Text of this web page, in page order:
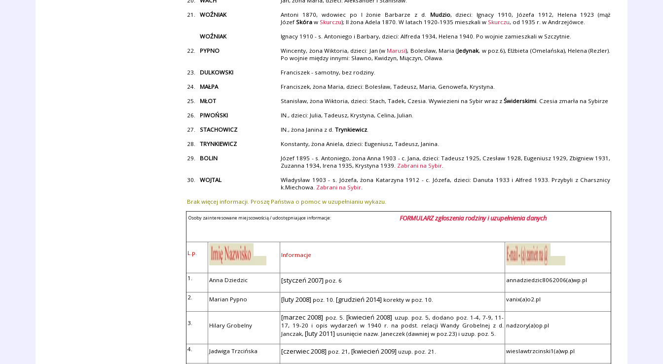
21.
WOŹNIAK Antoni 1870, wdowiec po I żonie Barbarze z d. Mudzio, dzieci: Ignacy 1910, Józefa 1912, Helena 1923 (mąż
Józef Skóra w Skurczu); II żona Adela 1870. W latach 1920-1935 mieszkali w Skurczu, od 1935 r. w Andrzejówce.
WOŹNIAK
Ignacy 1910 - s. Antoniego i Barbary, dzieci: Alfreda 1934, Helena 1940. Po wojnie zamieszkali w Szczytnie.
22.
PYPNO Wincenty, żona Wiktoria, dzieci: Jan (w Marusi), Bolesław, Maria (Jedynak, w poz.6), Elżbieta (Omelańska), Helena (Rezler).
Po wojnie między innymi: Sławno, Kwidzyn, Miączyn, Oława.
23.
DULKOWSKI
Franciszek - samotny, bez rodziny.
24.
MAŁPA
Franciszek, żona Maria, dzieci: Bolesław, Tadeusz, Maria, Genowefa, Krystyna.
25.
MŁOT Stanisław, żona Wiktoria, dzieci: Stach, Tadek, Czesia. Wywiezieni na Sybir wraz zŚwiderskimi. Czesia zmarła na Sybirze
26.
PIWOŃSKI
IN., dzieci: Julia, Tadeusz, Krystyna, Celina, Julian.
27.
STACHOWICZ IN., żona Janina z d.Trynkiewicz.
28.
TRYNKIEWICZ
Konstanty, żona Aniela, dzieci: Eugeniusz, Tadeusz, Janina.
29.
BOLIN
Józef 1895 - s. Antoniego, żona Anna 1903 - c. Jana, dzieci: Tadeusz 1925, Czesław 1928, Eugeniusz 1929, Zbigniew 1931,
Zuzanna 1934, Irena 1935, Krystyna 1939. Zabrani na Sybir.
30.
WOJTAL
Władysław 1903 - s. Józefa, żona Katarzyna 1912 - c. Józefa, dzieci: Danuta 1933 i Alfred 1933. Przybyli z Charsznicy
k.Miechowa. Zabrani na Sybir.
Brak więcej informacji. Proszę Państwa o pomoc w uzupełnianiu wykazu.
Osoby zainteresowane miejscowością / udostępniające informacje: FORMULARZ zgłoszenia rodziny i uzupełnienia danych
L.p. Informacje
1. Anna Dziedzic [styczeń 2007] poz. 6 annadziedzic8062006(a)wp.pl
2. Marian Pypno [luty 2008] poz. 10.[grudzień 2014] korekty w poz. 10. vanix(a)o2.pl
3. Hilary Grobelny
[marzec 2008] poz. 5.[kwiecień 2008] uzup. poz. 5, dodano poz. 1-4, 7-9, 11-
17, 19-20 i opis wydarzeń w 1940 r. na podst. relacji Wandy Grobelnej z d.
Janczak,[luty 2011] usunięcie nazw. Janeczek (dawniej w poz.23) i uzup. poz. 5.
nadzory(a)op.pl
4. Jadwiga Trzcińska [czerwiec 2008] poz. 21,[kwiecień 2009] uzup. poz. 21. wieslawtrzcinski1(a)wp.pl